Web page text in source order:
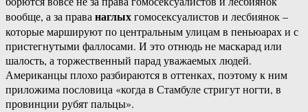
вообще, а за праванаглыхгомосексуалистов и лесбиянок –
которые маршируют по центральным улицам в пеньюарах и с
пристегнутыми фаллосами. И это отнюдь не маскарад или
шалость, а торжественный парад уважаемых людей.
Американцы плохо разбираются в оттенках, поэтому к ним
приложима пословица «когда в Стамбуле стригут ногти, в
провинции рубят пальцы».